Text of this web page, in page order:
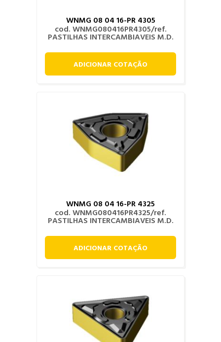
WNMG 08 04 16-PR 4305
cod. WNMG080416PR4305/ref.
PASTILHAS INTERCAMBIAVEIS M.D.
ADICIONAR COTAÇÃO
WNMG 08 04 16-PR 4325
cod. WNMG080416PR4325/ref.
PASTILHAS INTERCAMBIAVEIS M.D.
ADICIONAR COTAÇÃO